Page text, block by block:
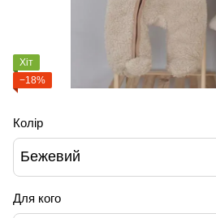
Хіт
−18%
Колір
Бежевий
Для кого